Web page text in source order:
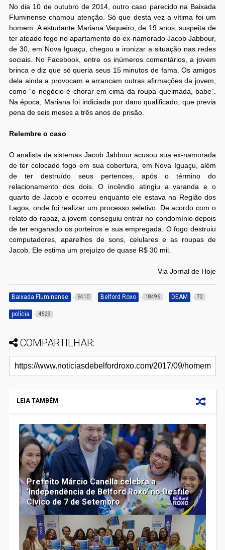
No dia 10 de outubro de 2014, outro caso parecido na Baixada
Fluminense chamou atenção. Só que desta vez a vítima foi um
homem. A estudante Mariana Vaqueiro, de 19 anos, suspeita de
ter ateado fogo no apartamento do ex-namorado Jacob Jabbour,
de 30, em Nova Iguaçu, chegou a ironizar a situação nas redes
sociais. No Facebook, entre os inúmeros comentários, a jovem
brinca e diz que só queria seus 15 minutos de fama. Os amigos
dela ainda a provocam e arrancam outras afirmações da jovem,
como “o negócio é chorar em cima da roupa queimada, babe”.
Na época, Mariana foi indiciada por dano qualificado, que previa
pena de seis meses a três anos de prisão.
Relembre o caso
O analista de sistemas Jacob Jabbour acusou sua ex-namorada
de ter colocado fogo em sua cobertura, em Nova Iguaçu, além
de ter destruído seus pertences, após o término do
relacionamento dos dois. O incêndio atingiu a varanda e o
quarto de Jacob e ocorreu enquanto ele estava na Região dos
Lagos, onde foi realizar um processo seletivo. De acordo com o
relato do rapaz, a jovem conseguiu entrar no condomínio depois
de ter enganado os porteiros e sua empregada. O fogo destruiu
computadores, aparelhos de sons, celulares e as roupas de
Jacob. Ele estima um prejuízo de quase R$ 30 mil.
Via Jornal de Hoje
Baixada Fluminense 6410 Belford Roxo 18496 DEAM 72
polícia 4529
COMPARTILHAR:
LEIA TAMBÉM
Prefeito Márcio Canella celebra a
‘Independência de Belford Roxo’ no Desfile
Cívico de 7 de Setembro